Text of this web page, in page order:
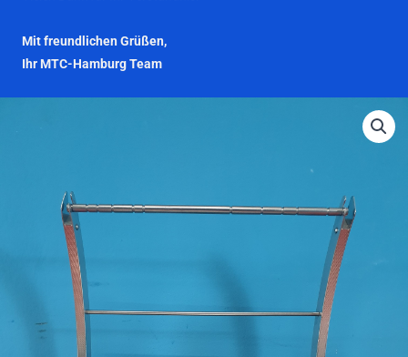
Mit freundlichen Grüßen,
Ihr MTC-Hamburg Team